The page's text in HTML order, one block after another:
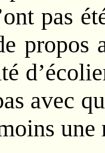
pas
propos
avec